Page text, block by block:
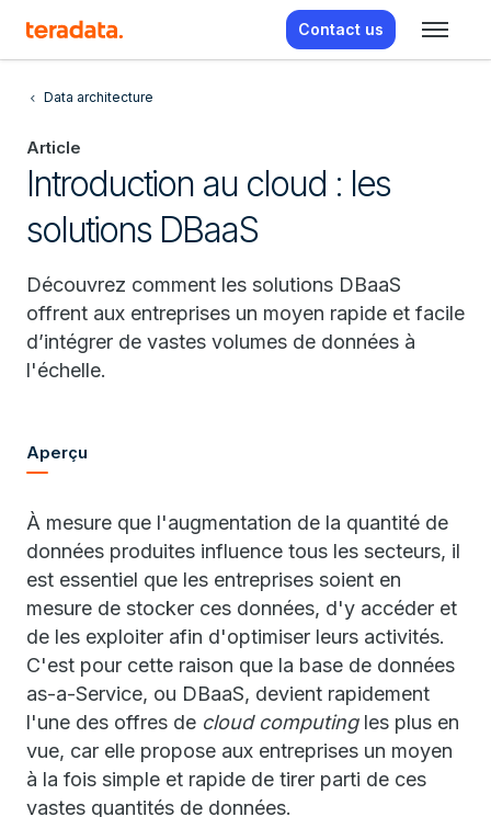
Contact us
Data architecture
Article
Introduction au cloud : les
solutions DBaaS
Découvrez comment les solutions DBaaS
offrent aux entreprises un moyen rapide et facile
d’intégrer de vastes volumes de données à
l'échelle.
Aperçu
À mesure que l'augmentation de la quantité de
données produites influence tous les secteurs, il
est essentiel que les entreprises soient en
mesure de stocker ces données, d'y accéder et
de les exploiter afin d'optimiser leurs activités.
C'est pour cette raison que la base de données
as-a-Service, ou DBaaS, devient rapidement
l'une des offres de cloud computingles plus en
vue, car elle propose aux entreprises un moyen
à la fois simple et rapide de tirer parti de ces
vastes quantités de données.